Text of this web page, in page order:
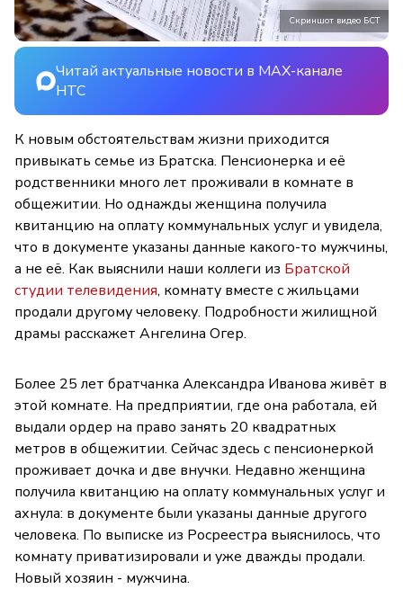
Скриншот видео БСТ
Читай актуальные новости в MAX-канале
НТС
К новым обстоятельствам жизни приходится
привыкать семье из Братска. Пенсионерка и её
родственники много лет проживали в комнате в
общежитии. Но однажды женщина получила
квитанцию на оплату коммунальных услуг и увидела,
что в документе указаны данные какого-то мужчины,
а не её. Как выяснили наши коллеги из Братской
студии телевидения, комнату вместе с жильцами
продали другому человеку. Подробности жилищной
драмы расскажет Ангелина Огер.
Более 25 лет братчанка Александра Иванова живёт в
этой комнате. На предприятии, где она работала, ей
выдали ордер на право занять 20 квадратных
метров в общежитии. Сейчас здесь с пенсионеркой
проживает дочка и две внучки. Недавно женщина
получила квитанцию на оплату коммунальных услуг и
ахнула: в документе были указаны данные другого
человека. По выписке из Росреестра выяснилось, что
комнату приватизировали и уже дважды продали.
Новый хозяин - мужчина.